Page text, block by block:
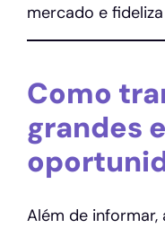
mercado e
Como
grandes
Além de